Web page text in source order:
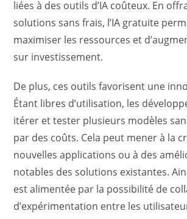
liées à des outils d’IA coûteux. En
solutions sans frais, l’IA gratuite
maximiser les ressources et
sur investissement.
De plus, ces outils favorisent une
Étant libres d’utilisation, les
itérer et tester plusieurs modèles
par des coûts. Cela peut mener à la
nouvelles applications ou à des
notables des solutions existantes.
est alimentée par la possibilité de
d’expérimentation entre les